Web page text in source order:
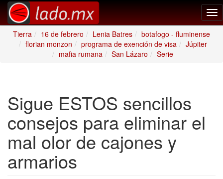
Tierra
16 de febrero Lenia Batres
botafogo - fluminense
florian monzon
programa de exención de visa
Júpiter
mafia rumana
San Lázaro Serie
Sigue ESTOS sencillos
consejos para eliminar el
mal olor de cajones y
armarios